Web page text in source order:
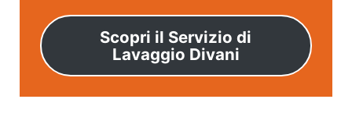
Scopri il Servizio di
Lavaggio Divani